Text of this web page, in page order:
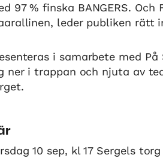
97 % finska BANGERS.
leder publiken rätt
i samarbete med
ner i trappan och njuta av
10 sep, kl 17 Sergels torg